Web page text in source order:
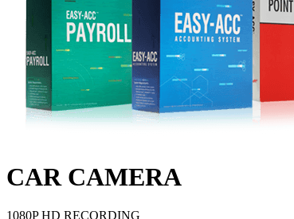
CAR CAMERA
1080P HD RECORDING